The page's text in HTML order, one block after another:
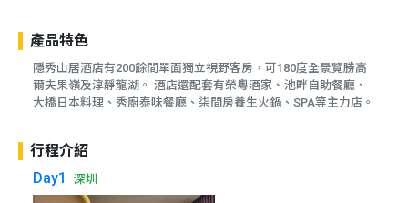
產品特色
隱秀山居酒店有200餘間單面獨立視野客房，可180度全景覽勝高
爾夫果嶺及淳靜龍湖。 酒店還配套有榮粵酒家、池畔自助餐廳、
大橋日本料理、秀廚泰味餐廳、柒間房養生火鍋、SPA等主力店。
行程介紹
Day1
深圳